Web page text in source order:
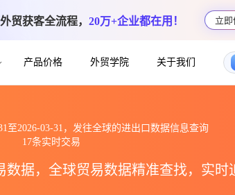
贸获客全流程， 20万+企业都在用！ 立即
产品价格 外贸学院 关于我们
至2026-03-31，发往全球的进出口数据信息查询
17条实时交易
数据，全球贸易数据精准查找，实